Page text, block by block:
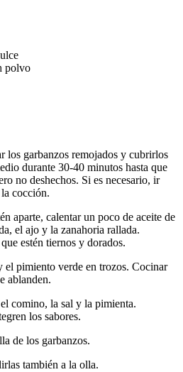
polvo
los garbanzos remojados y cubrirlos
durante 30-40 minutos hasta que
no deshechos. Si es necesario, ir
cocción.
aparte, calentar un poco de aceite de
el ajo y la zanahoria rallada.
estén tiernos y dorados.
el pimiento verde en trozos. Cocinar
ablanden.
comino, la sal y la pimienta.
los sabores.
de los garbanzos.
también a la olla.